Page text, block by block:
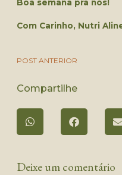
Boa semana pra nós!
Com Carinho, Nutri
POST ANTERIOR
Compartilhe
Deixe um comentário